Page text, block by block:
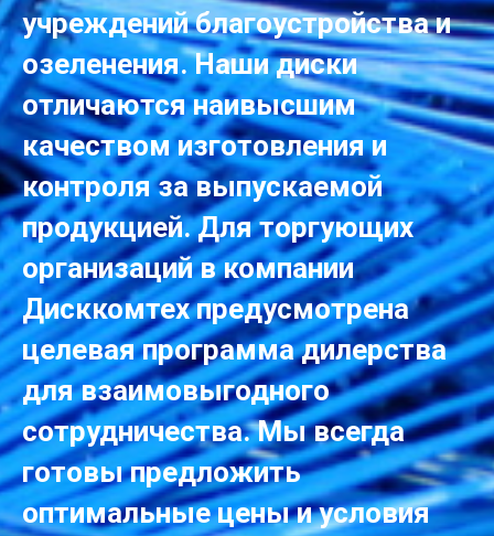
учреждений благоустройства и
озеленения. Наши диски
отличаются наивысшим
качеством изготовления и
контроля за выпускаемой
продукцией. Для торгующих
организаций в компании
Дисккомтех предусмотрена
целевая программа дилерства
для взаимовыгодного
сотрудничества. Мы всегда
готовы предложить
оптимальные цены и условия